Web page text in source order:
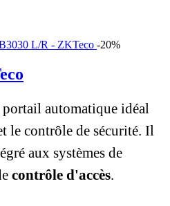
-20%
automatique idéal
le contrôle de sécurité. Il
aux systèmes de
contrôle d'accès.